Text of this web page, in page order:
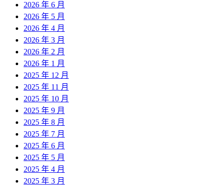
2026 年 6 月
2026 年 5 月
2026 年 4 月
2026 年 3 月
2026 年 2 月
2026 年 1 月
2025 年 12 月
2025 年 11 月
2025 年 10 月
2025 年 9 月
2025 年 8 月
2025 年 7 月
2025 年 6 月
2025 年 5 月
2025 年 4 月
2025 年 3 月